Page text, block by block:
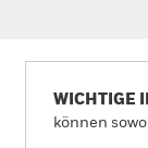
WICHTIGE
können